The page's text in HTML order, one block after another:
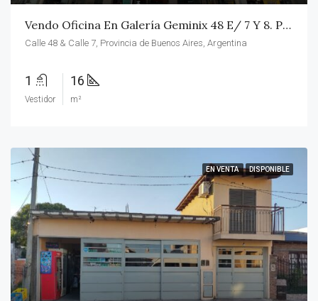
Vendo Oficina En Galería Geminix 48 E/ 7 Y 8. Piso 1° Contrafrente.
Calle 48 & Calle 7, Provincia de Buenos Aires, Argentina
1
Vestidor
16
m²
EN VENTA DISPONIBLE